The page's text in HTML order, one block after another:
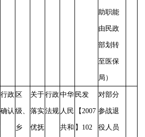
助职能
由民政
部划转
至医保
局）
行政
确认
区
级、
乡
关于
落实
优抚
行政
法规
中华
人民
共和
民发
【 2007
】102
对部分
参战退
役人员